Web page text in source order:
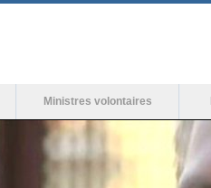
Ministres volontaires